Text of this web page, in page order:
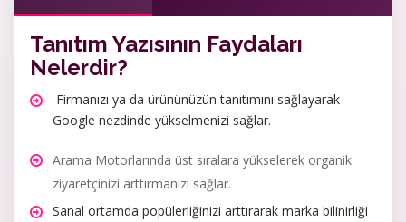
Tanıtım Yazısının Faydaları
Nelerdir?
Firmanızı ya da ürününüzün tanıtımını sağlayarak
Google nezdinde yükselmenizi sağlar.
Arama Motorlarında üst sıralara yükselerek organik
ziyaretçinizi arttırmanızı sağlar.
Sanal ortamda popülerliğinizi arttırarak marka bilinirliği